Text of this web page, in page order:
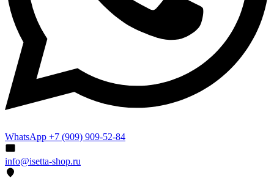
WhatsApp +7 (909) 909-52-84
info@isetta-shop.ru